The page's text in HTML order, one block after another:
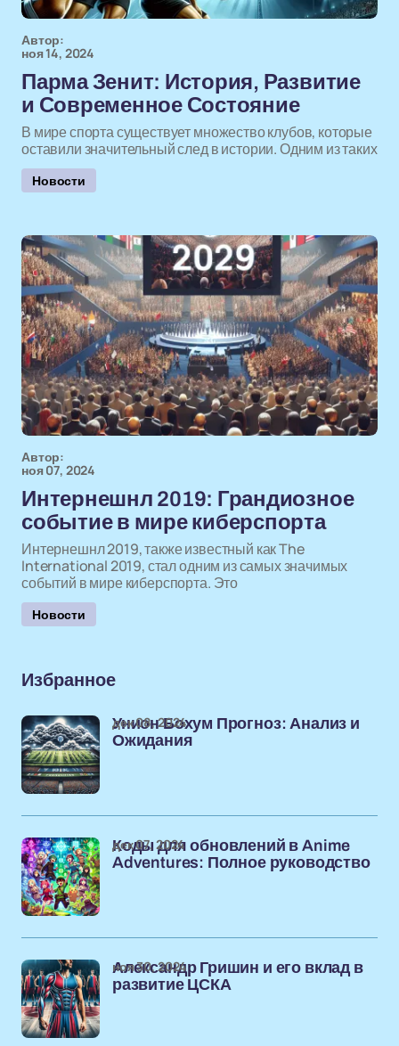
Автор:
ноя 14, 2024
Парма Зенит: История, Развитие
и Современное Состояние
В мире спорта существует множество клубов, которые
оставили значительный след в истории. Одним из таких
Новости
Автор:
ноя 07, 2024
Интернешнл 2019: Грандиозное
событие в мире киберспорта
Интернешнл 2019, также известный как The
International 2019, стал одним из самых значимых
событий в мире киберспорта. Это
Новости
Избранное
Унион Бохум Прогноз: Анализ и
Ожидания
дек 08, 2024
Коды для обновлений в Anime
Adventures: Полное руководство
дек 07, 2024
Александр Гришин и его вклад в
развитие ЦСКА
ноя 30, 2024